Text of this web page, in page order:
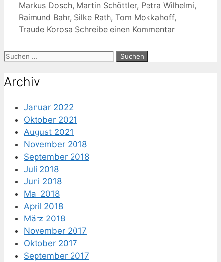
Markus Dosch, Martin Schöttler, Petra Wilhelmi,
Raimund Bahr, Silke Rath, Tom Mokkahoff,
Traude Korosa Schreibe einen Kommentar
Suche
Archiv
Januar 2022
Oktober 2021
August 2021
November 2018
September 2018
Juli 2018
Juni 2018
Mai 2018
April 2018
März 2018
November 2017
Oktober 2017
September 2017